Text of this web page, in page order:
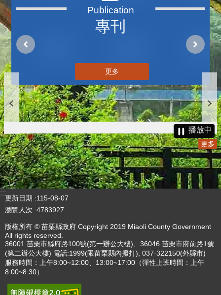
專刊
更多
播放中
更多
:::
更新日期
115-08-07
瀏覽人次 4783927
版權所有 © 苗栗縣政府 Copyright 2019 Miaoli County Government
All rights reserved.
36001 苗栗市縣府路100號(第一辦公大樓)、36046 苗栗市府前路1號
(第二辦公大樓) 電話:1999(限苗栗縣內撥打), 037-322150(外縣市)
服務時間：上午8:00~12:00、13:00~17:00（彈性上班時間：上午
8:00~8:30）